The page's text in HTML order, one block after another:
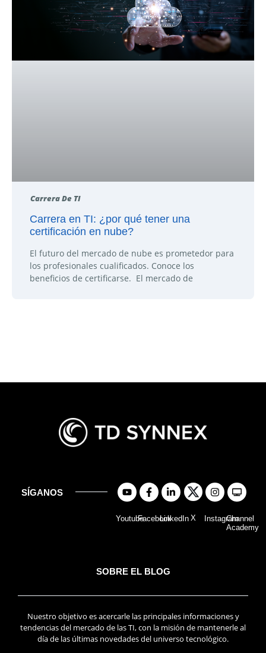
Carrera De TI
Carrera en TI: ¿por qué tener una
certificación en nube?
El futuro del mercado de nube es prometedor para
los profesionales cualificados. Conoce los
beneficios de certificarse. El mercado de
SÍGANOS
YoutubeFacebookLinkedIn X InstagramChannel
Academy
SOBRE EL BLOG
Nuestro objetivo es acercarle las principales informaciones y
tendencias del mercado de las TI, con la misión de mantenerle al
día de las últimas novedades del universo tecnológico.